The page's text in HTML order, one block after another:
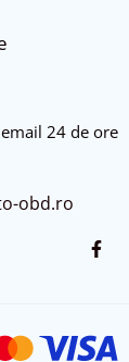
24 de ore
obd.ro